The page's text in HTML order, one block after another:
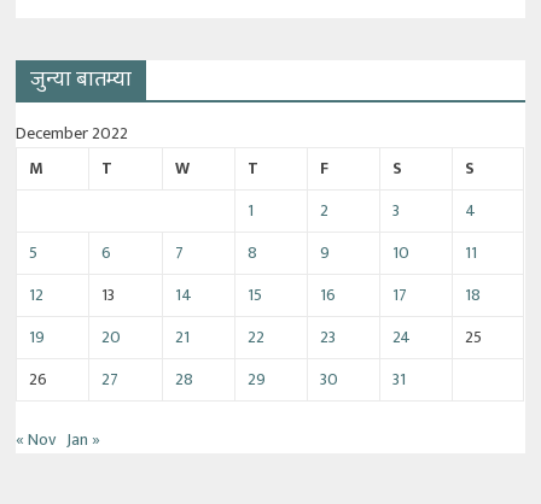
जुन्या बातम्या
December 2022
M
T W T F S
S
1
2 3
4
5
6 7 8 9 10
11
12
13 14 15 16 17
18
19
20 21 22 23 24
25
26
27 28 29 30 31
« Nov Jan »